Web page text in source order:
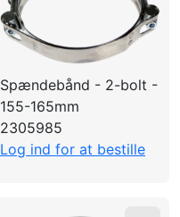
Spændebånd - 2-bolt -
155-165mm
2305985
Log ind for at bestille